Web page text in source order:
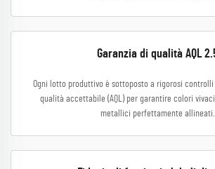
Garanzia di qualità AQL
Ogni lotto produttivo è sottoposto a rigorosi
qualità accettabile (AQL) per garantire colori
metallici perfettamente allineati.